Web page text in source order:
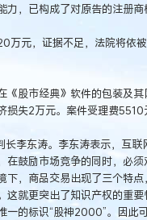
，已构成了对原告的注册
万元，证据不足，法院将依
股市经典》软件的包装及
损失2万元。案件受理费
李东涛。李东涛表示，互联
在鼓励市场竞争的同时，必
下，商品交易出现了三个特
这就更突出了知识产权的重
一的标识“股神2000”。因此